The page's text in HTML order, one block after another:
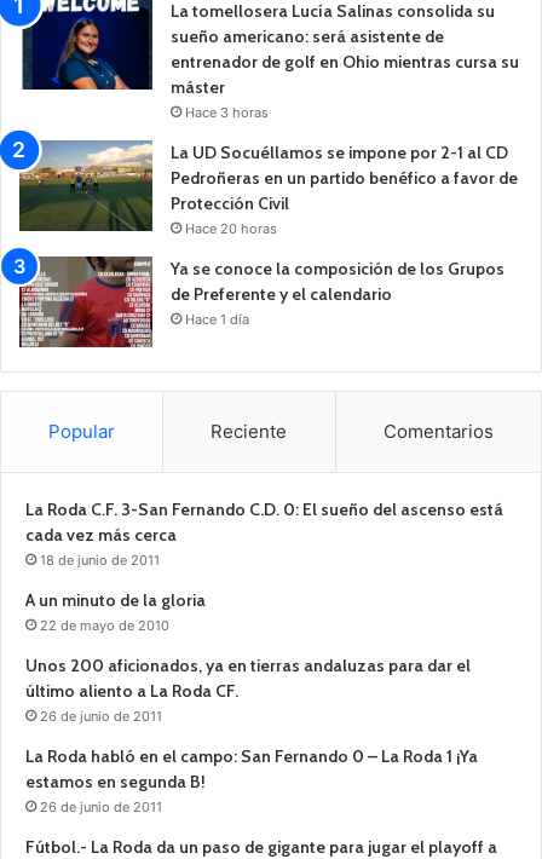
La tomellosera Lucía Salinas consolida su
sueño americano: será asistente de
entrenador de golf en Ohio mientras cursa su
máster
Hace 3 horas
La UD Socuéllamos se impone por 2-1 al CD
Pedroñeras en un partido benéfico a favor de
Protección Civil
Hace 20 horas
Ya se conoce la composición de los Grupos
de Preferente y el calendario
Hace 1 día
Popular Reciente Comentarios
La Roda C.F. 3-San Fernando C.D. 0: El sueño del ascenso está
cada vez más cerca
18 de junio de 2011
A un minuto de la gloria
22 de mayo de 2010
Unos 200 aficionados, ya en tierras andaluzas para dar el
último aliento a La Roda CF.
26 de junio de 2011
La Roda habló en el campo: San Fernando 0 – La Roda 1 ¡Ya
estamos en segunda B!
26 de junio de 2011
Fútbol.- La Roda da un paso de gigante para jugar el playoff a